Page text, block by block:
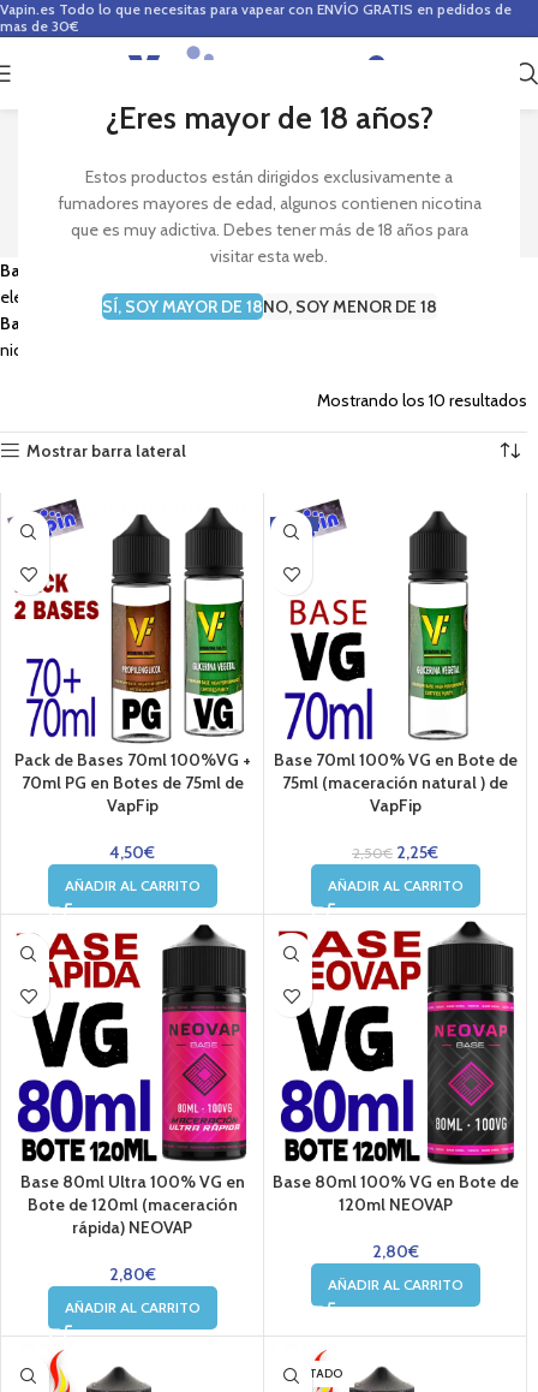
¿Eres mayor de 18 años?
Estos productos están dirigidos exclusivamente a
fumadores mayores de edad, algunos contienen nicotina
que es muy adictiva. Debes tener más de 18 años para
visitar esta web.
SÍ, SOY MAYOR DE 18NO, SOY MENOR DE 18
Vapin.es Todo lo que necesitas para vapear con ENVÍO GRATIS en pedidos de
mas de 30€
0
BASES ALQUIMIA 80ml
Bases Alquimia
electrónico
Base en Tamaño de 80mlen Botes de 120ml para añadir aroma y
nicotina
Mostrando los 10 resultados
Mostrar barra lateral
Pack de Bases 70ml 100%VG +
70ml PG en Botes de 75ml de
VapFip
4,50€
AÑADIR AL CARRITO
-10%
Base 70ml 100% VG en Bote de
75ml (maceración natural ) de
VapFip
2,50€ 2,25€
AÑADIR AL CARRITO
Base 80ml Ultra 100% VG en
Bote de 120ml (maceración
rápida) NEOVAP
2,80€
AÑADIR AL CARRITO
Base 80ml 100% VG en Bote de
120ml NEOVAP
2,80€
AÑADIR AL CARRITO
AGOTADO